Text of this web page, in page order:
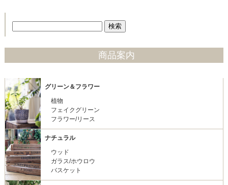
商品案内
グリーン＆フラワー
植物
フェイクグリーン
フラワー/リース
ナチュラル
ウッド
ガラス/ホウロウ
バスケット